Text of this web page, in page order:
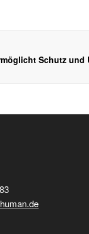
Schutz und